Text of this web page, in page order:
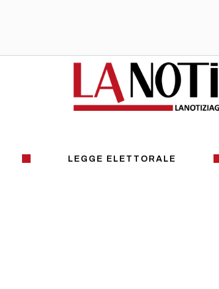
LEGGE ELETTORALE